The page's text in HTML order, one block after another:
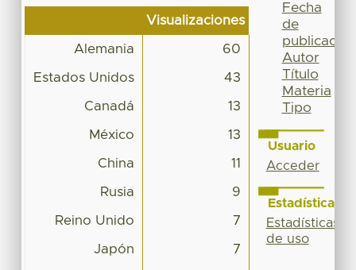
Visualizaciones
Alemania 60
Estados Unidos 43
Canadá 13
México 13
China 11
Rusia 9
Reino Unido 7
Japón 7
Fecha
de
publicación
Autor
Título
Materia
Tipo
Usuario
Acceder
Estadísticas
Estadísticas
de uso